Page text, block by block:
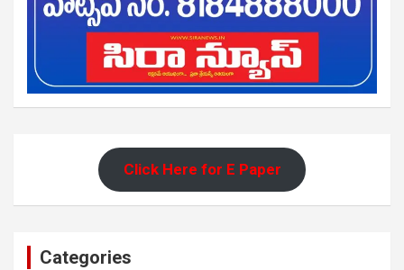
Click Here for E Paper
Categories